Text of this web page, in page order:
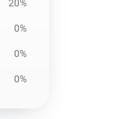
20%
0%
0%
0%